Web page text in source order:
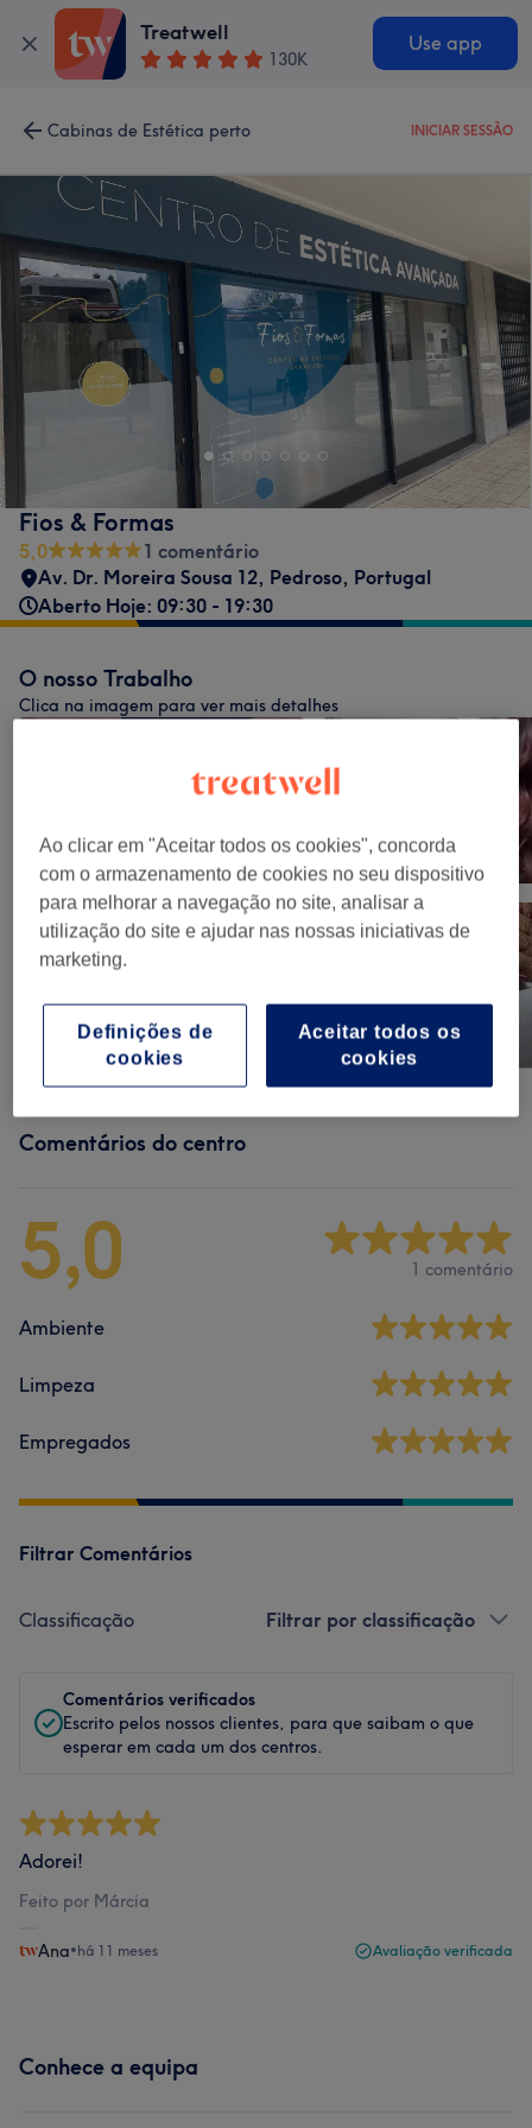
Treatwell
130K
Use app
Cabinas de Estética perto INICIAR SESSÃO
Fios & Formas
5,0
1 comentário
Av. Dr. Moreira Sousa 12, Pedroso, Portugal
Aberto Hoje: 09:30 - 19:30
O nosso Trabalho
Clica na imagem para ver mais detalhes
Comentários do centro
5,0 1 comentário
Ambiente
Limpeza
Empregados
Filtrar Comentários
Classificação Filtrar por classificação
Comentários verificados
Escrito pelos nossos clientes, para que saibam o que
esperar em cada um dos centros.
Adorei!
Feito por Márcia
Ana•há 11 meses Avaliação verificada
Conhece a equipa
Ao clicar em "Aceitar todos os cookies", concorda
com o armazenamento de cookies no seu dispositivo
para melhorar a navegação no site, analisar a
utilização do site e ajudar nas nossas iniciativas de
marketing.
Aceitar todos os
cookies
Definições de
cookies